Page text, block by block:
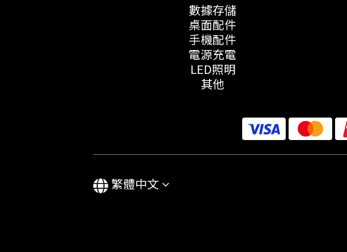
數據存儲
桌面配件
手機配件
電源充電
LED照明
其他
繁體中文